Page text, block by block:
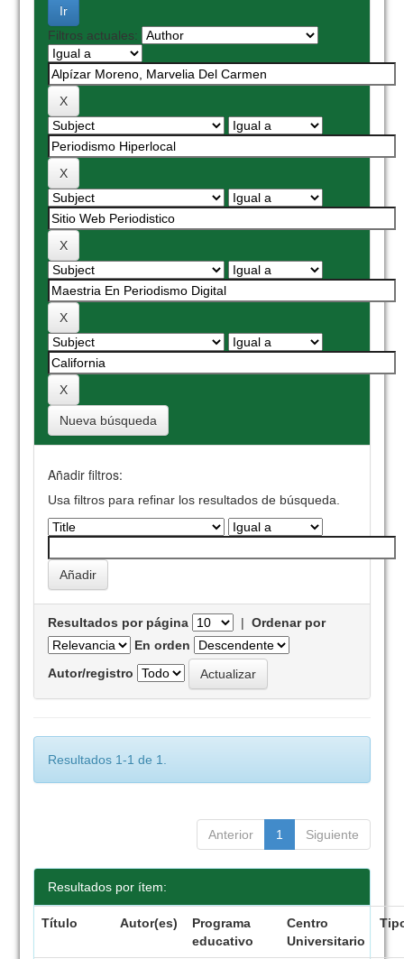
Filtros actuales:
Nueva búsqueda
Añadir filtros:
Usa filtros para refinar los resultados de búsqueda.
Resultados por página |Ordenar por
En orden
Autor/registro
Resultados 1-1 de 1.
Anterior 1 Siguiente
Resultados por ítem:
Título Autor(es)
Programa
educativo
Centro
Universitario